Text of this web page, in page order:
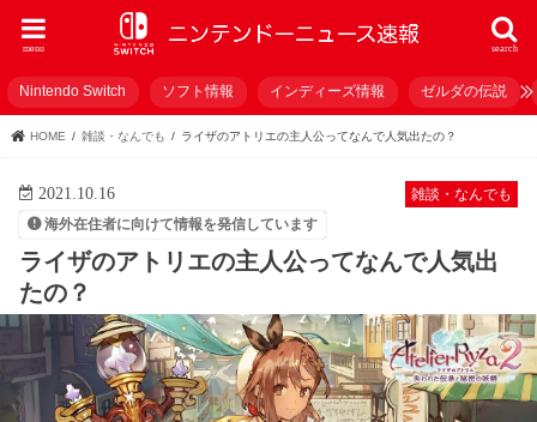
search
menu
Nintendo Switch ソフト情報 インディーズ情報 ゼルダの伝説
HOME 雑談・なんでも ライザのアトリエの主人公ってなんで人気出たの？
雑談・なんでも
2021.10.16
海外在住者に向けて情報を発信しています
ライザのアトリエの主人公ってなんで人気出
たの？